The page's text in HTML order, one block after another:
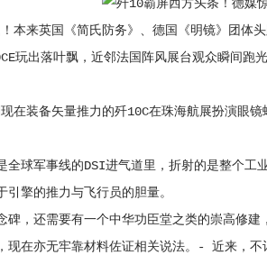
英国《简氏防务》、德国《明镜》团体头
出落叶飘，近邻法国阵风展台观众瞬间跑
装备矢量推力的歼10C在珠海航展扮演眼镜
军事线的DSI进气道里，折射的是整个工业
擎的推力与飞行员的胆量。
还需要有一个中华功臣堂之类的崇高修建
亦无牢靠材料佐证相关说法。- 近来，不